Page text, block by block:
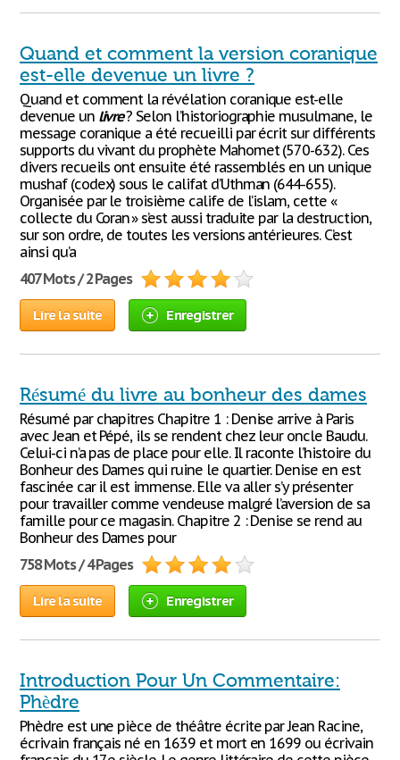
Quand et comment la version coranique
est-elle devenue un livre ?
Quand et comment la révélation coranique est-elle
devenue un livre? Selon l’historiographie musulmane, le
message coranique a été recueilli par écrit sur différents
supports du vivant du prophète Mahomet (570-632). Ces
divers recueils ont ensuite été rassemblés en un unique
mushaf (codex) sous le califat d’Uthman (644-655).
Organisée par le troisième calife de l’islam, cette «
collecte du Coran » s’est aussi traduite par la destruction,
sur son ordre, de toutes les versions antérieures. C’est
ainsi qu’a
407 Mots / 2 Pages
Lire la suite Enregistrer
Résumé du livre au bonheur des dames
Résumé par chapitres Chapitre 1 : Denise arrive à Paris
avec Jean et Pépé, ils se rendent chez leur oncle Baudu.
Celui-ci n’a pas de place pour elle. Il raconte l’histoire du
Bonheur des Dames qui ruine le quartier. Denise en est
fascinée car il est immense. Elle va aller s’y présenter
pour travailler comme vendeuse malgré l’aversion de sa
famille pour ce magasin. Chapitre 2 : Denise se rend au
Bonheur des Dames pour
758 Mots / 4 Pages
Lire la suite Enregistrer
Introduction Pour Un Commentaire:
Phèdre
Phèdre est une pièce de théâtre écrite par Jean Racine,
écrivain français né en 1639 et mort en 1699 ou écrivain